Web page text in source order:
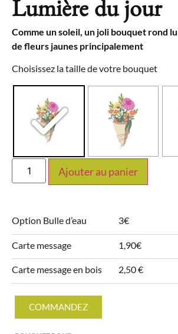
Lumière du jour
Comme un soleil, un joli bouquet rond
de fleurs jaunes principalement
Choisissez la taille de votre bouquet
Ajouter au panier
Option Bulle d’eau 3€
Carte message 1,90€
Carte message en bois 2,50 €
COMMANDEZ